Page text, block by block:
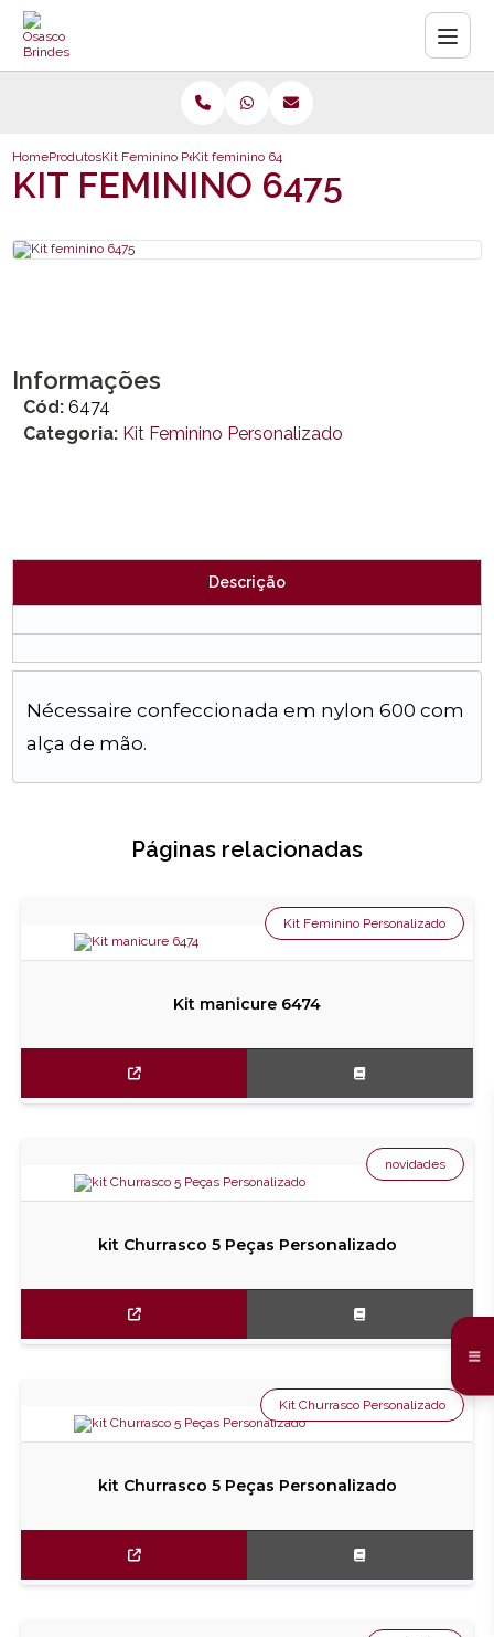
HomeProdutosKit Feminino Personalizado
Kit feminino 6475
KIT FEMININO 6475
Informações
Cód: 6474
Categoria: Kit Feminino Personalizado
Descrição
Nécessaire confeccionada em nylon 600 com
alça de mão.
Páginas relacionadas
Kit manicure 6474
Kit Feminino Personalizado
kit Churrasco 5 Peças Personalizado
novidades
kit Churrasco 5 Peças Personalizado
Kit Churrasco Personalizado